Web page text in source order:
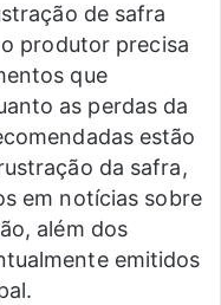
de safra
produtor precisa
que
as perdas da
estão
da safra,
em notícias sobre
além dos
emitidos